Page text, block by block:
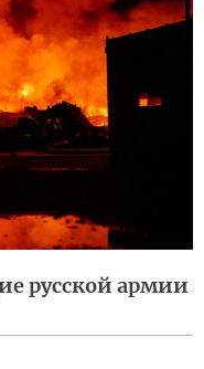
русской армии